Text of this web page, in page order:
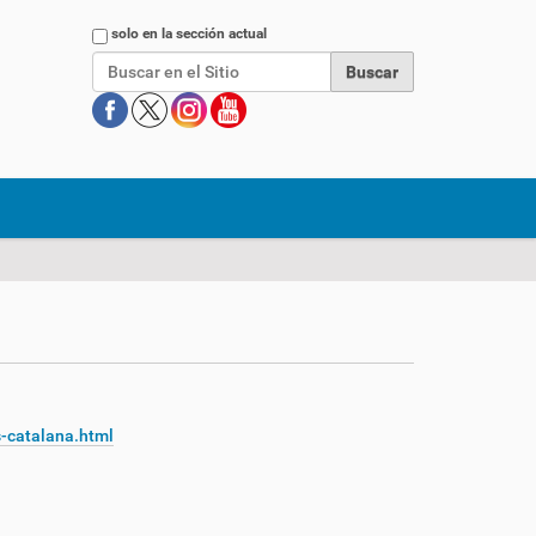
Buscarsolo en la sección actual